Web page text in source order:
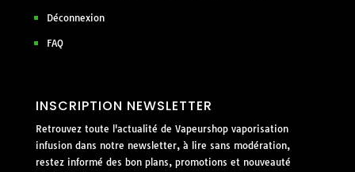
Déconnexion
FAQ
INSCRIPTION NEWSLETTER
Retrouvez toute l'actualité de Vapeurshop vaporisation
infusion dans notre newsletter, à lire sans modération,
restez informé des bon plans, promotions et nouveauté